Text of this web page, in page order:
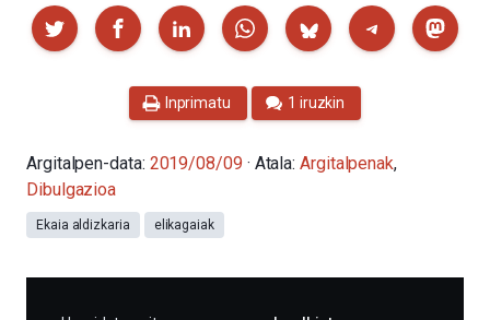
Partekatu
Inprimatu 1 iruzkin
Argitalpen-data: 2019/08/09 · Atala:Argitalpenak,
Dibulgazioa
Ekaia aldizkaria elikagaiak